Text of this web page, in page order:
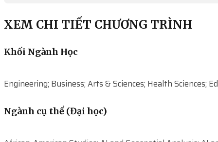
XEM CHI TIẾT CHƯƠNG TRÌNH
Khối Ngành Học
Engineering; Business; Arts & Sciences; Health Sciences;
Ngành cụ thể (Đại học)